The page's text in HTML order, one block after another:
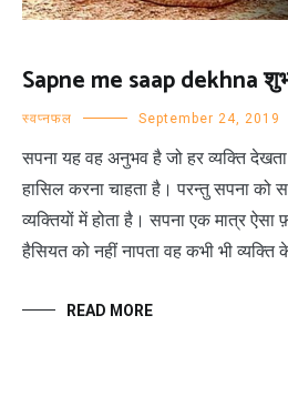
Sapne me saap dekhna
स्वप्नफल September 24, 2019
सपना यह वह अनुभव है जो हर व्यक्ति
हासिल करना चाहता है। परन्तु सपना
व्यक्तियों में होता है। सपना एक मात्र
हैसियत को नहीं नापता वह कभी भी
READ MORE